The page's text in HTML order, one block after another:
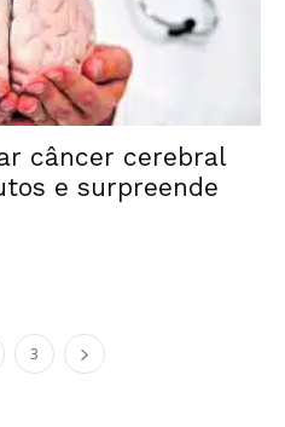
câncer cerebral
e surpreende
3